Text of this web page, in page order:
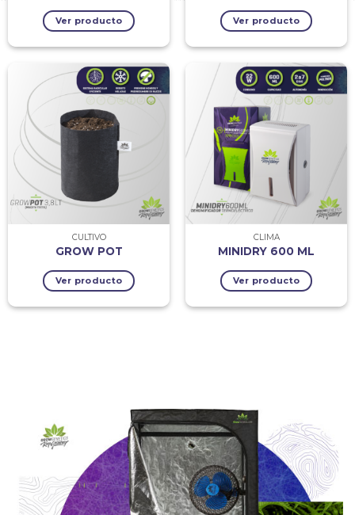
Ver producto Ver producto
CULTIVO
GROW POT
Ver producto
CLIMA
MINIDRY 600 ML
Ver producto